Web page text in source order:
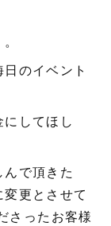
のイベント
してほし
で頂きた
更とさせて
さったお客様